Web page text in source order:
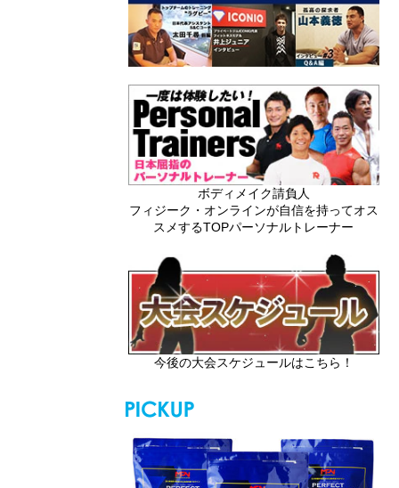
ボディメイク請負人
フィジーク・オンラインが自信を持ってオス
スメするTOPパーソナルトレーナー
今後の大会スケジュールはこちら！